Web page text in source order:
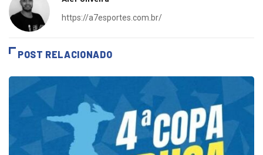
Alef Oliveira
https://a7esportes.com.br/
POST RELACIONADO